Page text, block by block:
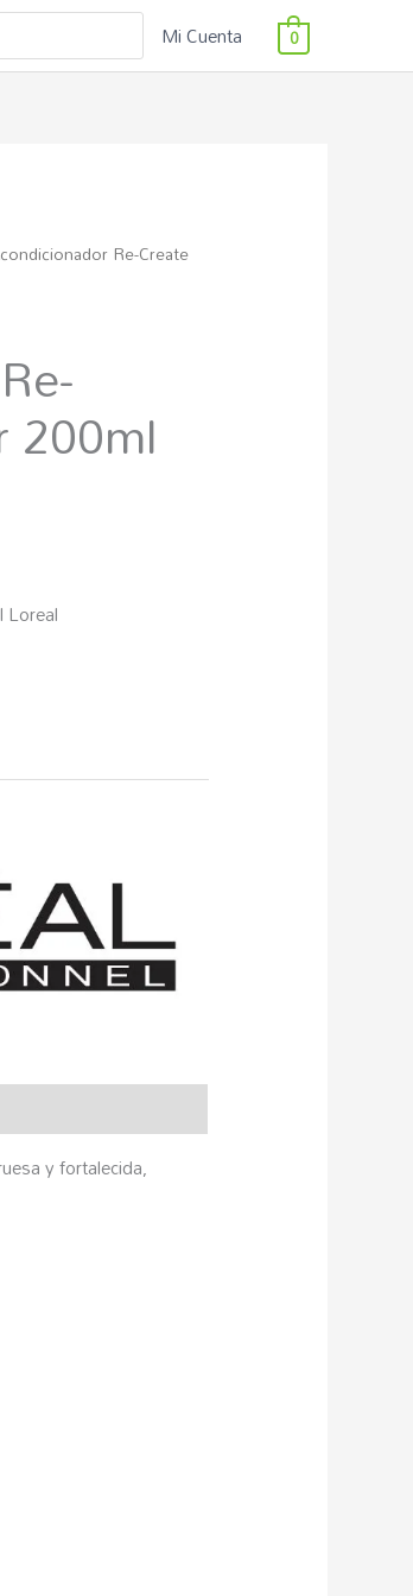
Mi Cuenta 0
Re-Create
200ml
Loreal
y fortalecida,